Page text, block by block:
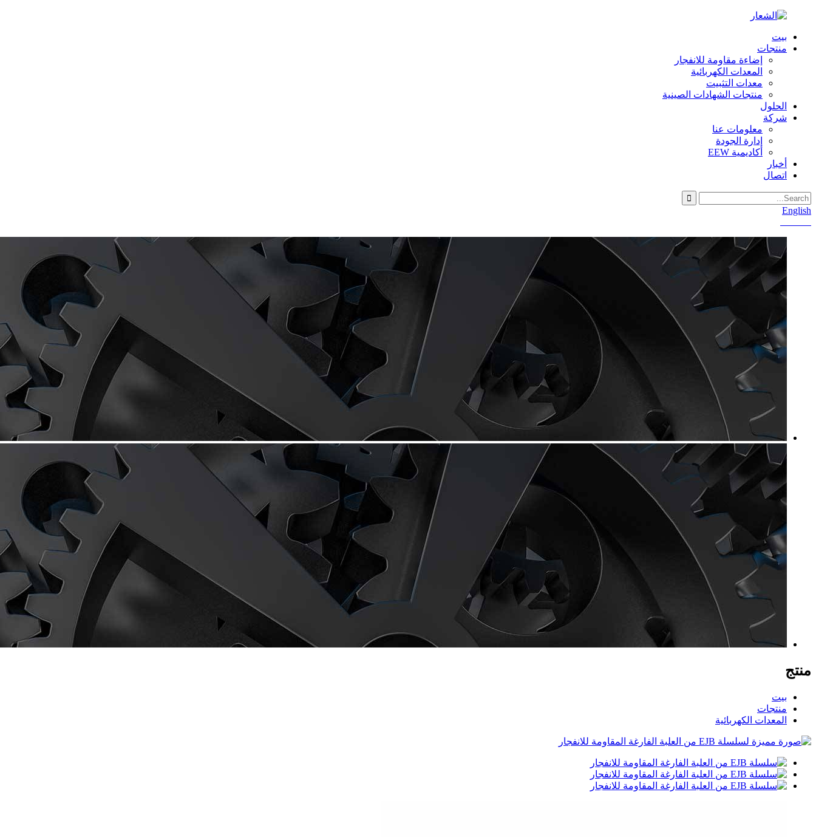
بيت
منتجات
إضاءة مقاومة للانفجار
المعدات الكهربائية
معدات التثبيت
منتجات الشهادات الصينية
الحلول
شركة
معلومات عنا
إدارة الجودة
أكاديمية EEW
أخبار
اتصال
English
منتج
بيت
منتجات
المعدات الكهربائية